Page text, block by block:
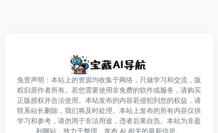
免责声明：本站上的资源均收集于网络，只做学习和交流，版
权归原作者所有。若您需要使用非免费的软件或服务，请购买
正版授权并合法使用。本站发布的内容若侵犯到您的权益，请
联系站长删除，我们将及时处理。本站上发布的所有内容仅供
学习和参考，请勿用于非法用途，违者后果自负。本站为非盈
利网站，致力于整理、发布 AI 相关的最新信息。